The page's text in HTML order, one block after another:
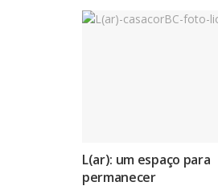
L(ar): um espaço para
permanecer